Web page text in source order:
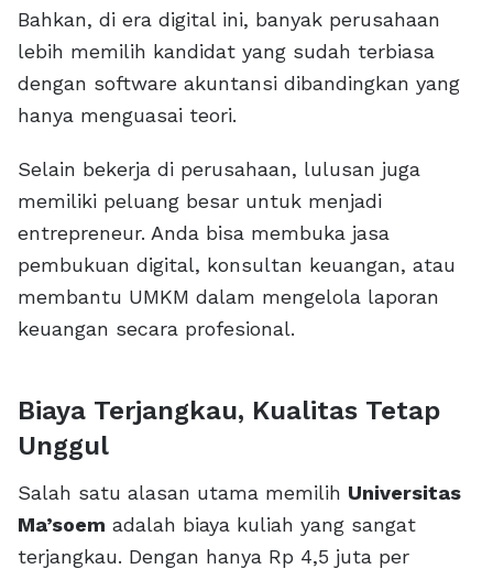
Bahkan, di era digital ini, banyak perusahaan
lebih memilih kandidat yang sudah terbiasa
dengan software akuntansi dibandingkan yang
hanya menguasai teori.
Selain bekerja di perusahaan, lulusan juga
memiliki peluang besar untuk menjadi
entrepreneur. Anda bisa membuka jasa
pembukuan digital, konsultan keuangan, atau
membantu UMKM dalam mengelola laporan
keuangan secara profesional.
Biaya Terjangkau, Kualitas Tetap
Unggul
Salah satu alasan utama memilih Universitas
Ma’soem adalah biaya kuliah yang sangat
terjangkau. Dengan hanya Rp 4,5 juta per